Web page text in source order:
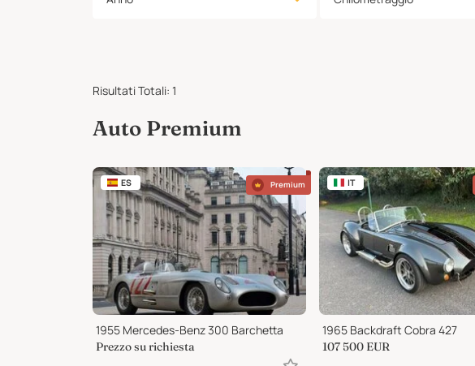
Risultati Totali: 1
Auto Premium
ES Premium
1955 Mercedes-Benz 300 Barchetta
Prezzo su richiesta
IT
1965 Backdraft Cobra 427
107 500 EUR